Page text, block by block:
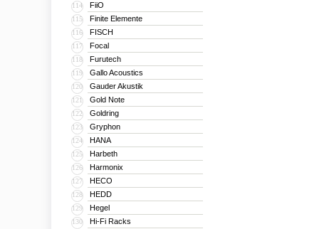
114 FiiO
115 Finite Elemente
116 FISCH
117 Focal
118 Furutech
119 Gallo Acoustics
120 Gauder Akustik
121 Gold Note
122 Goldring
123 Gryphon
124 HANA
125 Harbeth
126 Harmonix
127 HECO
128 HEDD
129 Hegel
130 Hi-Fi Racks